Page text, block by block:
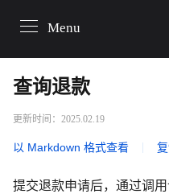
Menu
查询退款
更新时间：2025.02.19
以 Markdown 格式查看
提交退款申请后，通过调